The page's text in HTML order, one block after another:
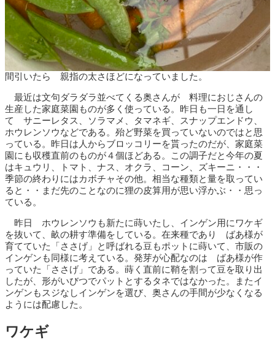
間引いたら 親指の太さほどになっていました。
最近は文句ダラダラ並べてくる奥さんが 料理におじさんの
生産した家庭菜園ものが多く使っている。昨日も一日を通し
て サニーレタス、ソラマメ、タマネギ、スナップエンドウ、
ホウレンソウなどである。殆ど野菜を買っていないのではと思
っている。昨日は人からブロッコリーを貰ったのだが、家庭菜
園にも収穫直前のものが４個ほどある。この調子だと今年の夏
はキュウリ、トマト、ナス、オクラ、コーン、ズキーニ・・・
季節の終わりにはカボチャその他。相当な種類と量を取ってい
ると・・まだ先のことなのに狸の皮算用が思い浮かぶ・・思っ
ている。
昨日 ホウレンソウも新たに蒔いたし、インゲン用にワケギ
を抜いて、畝の耕す準備をしている。在来種であり ばあ様が
育てていた「ささげ」と呼ばれる豆もポットに蒔いて、市販の
インゲンも同様に考えている。発芽が心配なのは ばあ様が作
っていた「ささげ」である。蒔く直前に鞘を割って豆を取り出
したが、形がいびつでパットとするタネではなかった。またイ
ンゲンもスジなしインゲンを選び、奥さんの手間が少なくなる
ようには配慮した。
ワケギ